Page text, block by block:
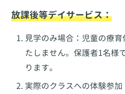
放課後等デイサービス：
見学のみ場合：児童の療
たしません。保護者1名様
ります。
実際のクラスへの体験参